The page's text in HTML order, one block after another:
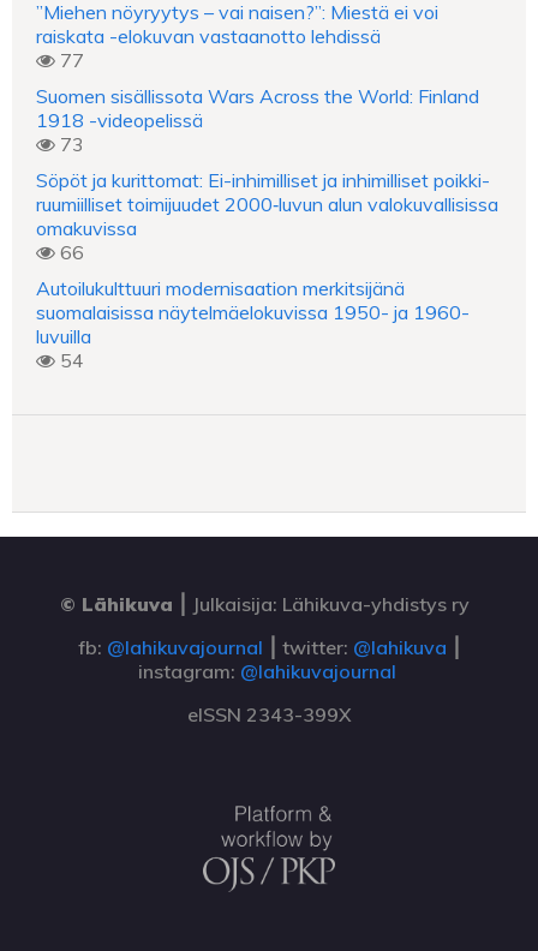
”Miehen nöyryytys – vai naisen?”: Miestä ei voi
raiskata -elokuvan vastaanotto lehdissä
77
Suomen sisällissota Wars Across the World: Finland
1918 -videopelissä
73
Söpöt ja kurittomat: Ei-inhimilliset ja inhimilliset poikki-
ruumiilliset toimijuudet 2000‑luvun alun valokuvallisissa
omakuvissa
66
Autoilukulttuuri modernisaation merkitsijänä
suomalaisissa näytelmäelokuvissa 1950- ja 1960-
luvuilla
54
© Lähikuva
Julkaisija: Lähikuva-yhdistys ry
fb: @lahikuvajournal ⎮ twitter: @lahikuva
instagram: @lahikuvajournal
eISSN 2343-399X